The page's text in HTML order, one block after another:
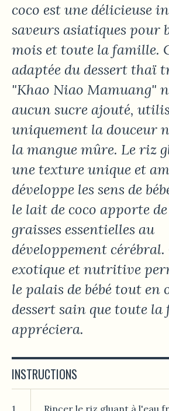
coco est une délicieuse
saveurs asiatiques pour
mois et toute la famille.
adaptée du dessert thaï
"Khao Niao Mamuang"
aucun sucre ajouté,
uniquement la douceur
la mangue mûre. Le riz
une texture unique et
développe les sens de
le lait de coco apporte
graisses essentielles au
développement
exotique et nutritive
le palais de bébé tout
dessert sain que toute
appréciera.
INSTRUCTIONS